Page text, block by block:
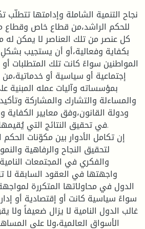
للحكم الراشد،من قطاع خاص
كل عنصر من تلك العناصر لا يمكن له
بكفاية وفعالية،أو أن يستجيب
المواطنين سواءً كانت تلك المتطلبات أو
إجتماعية أو سياسية أو
بمؤسساته وآليات عمله
والمساءلة والتشارك والمشاركة
ودولة القانون،وفق معايير الكفاية
في تحقيق النتائج التي
لتحقيق النجاح والرفاهية
والفكري في المجتمعات
واجهتها في العقود السابقة لا
الدول في محاولاتها المتكررة
سواءً سياسية كانت أو إقتصادية أو
غالب الدول النامية لا يزال ضعيفاً
الأسواق العالمية،ولا على